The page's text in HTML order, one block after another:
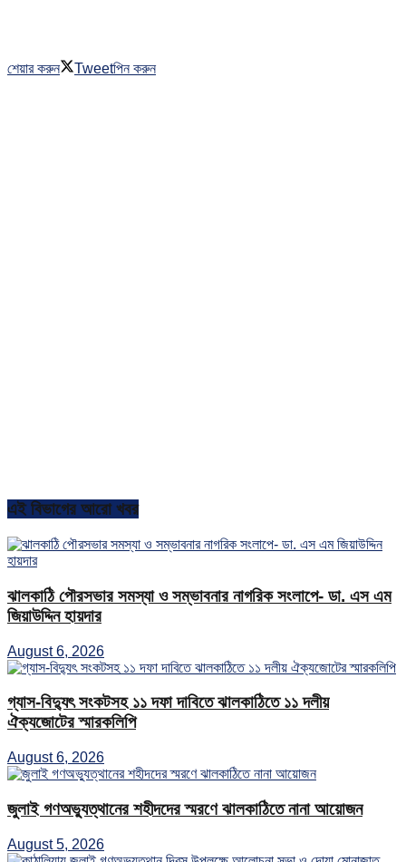
শেয়ার করুন Tweetপিন করুন
এই বিভাগের আরো খবর
ঝালকাঠি পৌরসভার সমস্যা ও সম্ভাবনার নাগরিক সংলাপে- ডা. এস এম
জিয়াউদ্দিন হায়দার
August 6, 2026
গ্যাস-বিদ্যুৎ সংকটসহ ১১ দফা দাবিতে ঝালকাঠিতে ১১ দলীয়
ঐক্যজোটের স্মারকলিপি
August 6, 2026
জুলাই গণঅভ্যুত্থানের শহীদদের স্মরণে ঝালকাঠিতে নানা আয়োজন
August 5, 2026